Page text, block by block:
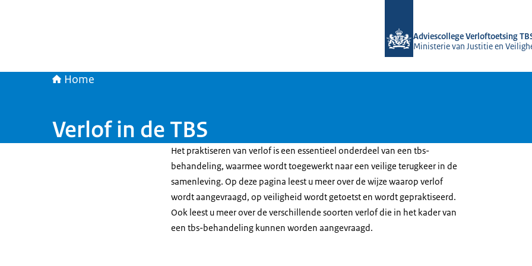
Adviescollege Verloftoetsing
Ministerie van Justitie en
Home
Verlof in de TBS
Het praktiseren van verlof is een essentieel onderdeel van een tbs-
behandeling, waarmee wordt toegewerkt naar een veilige terugkeer in de
samenleving. Op deze pagina leest u meer over de wijze waarop verlof
wordt aangevraagd, op veiligheid wordt getoetst en wordt gepraktiseerd.
Ook leest u meer over de verschillende soorten verlof die in het kader van
een tbs-behandeling kunnen worden aangevraagd.